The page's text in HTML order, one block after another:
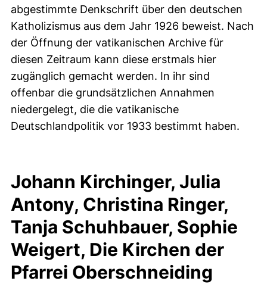
abgestimmte Denkschrift über den deutschen
Katholizismus aus dem Jahr 1926 beweist. Nach
der Öffnung der vatikanischen Archive für
diesen Zeitraum kann diese erstmals hier
zugänglich gemacht werden. In ihr sind
offenbar die grundsätzlichen Annahmen
niedergelegt, die die vatikanische
Deutschlandpolitik vor 1933 bestimmt haben.
Johann Kirchinger, Julia
Antony, Christina Ringer,
Tanja Schuhbauer, Sophie
Weigert, Die Kirchen der
Pfarrei Oberschneiding